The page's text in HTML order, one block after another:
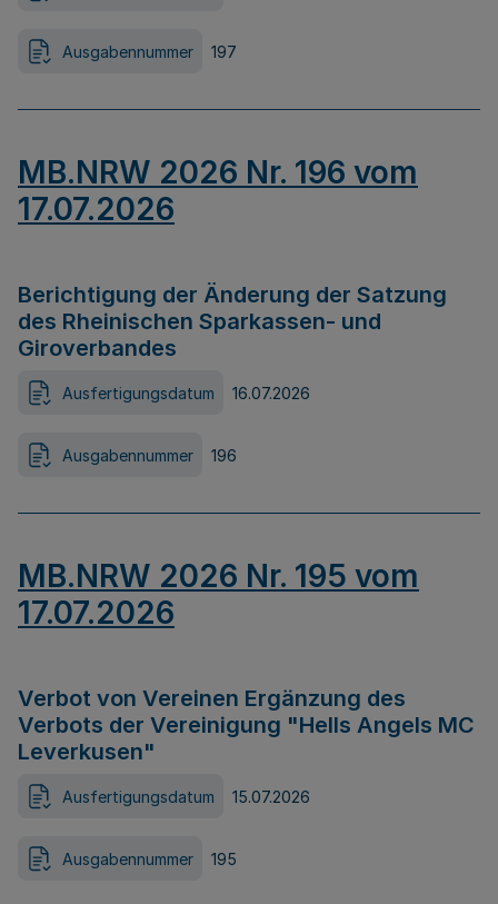
Ausgabennummer 197
MB.NRW 2026 Nr. 196 vom
17.07.2026
Berichtigung der Änderung der Satzung
des Rheinischen Sparkassen- und
Giroverbandes
Ausfertigungsdatum 16.07.2026
Ausgabennummer 196
MB.NRW 2026 Nr. 195 vom
17.07.2026
Verbot von Vereinen Ergänzung des
Verbots der Vereinigung "Hells Angels MC
Leverkusen"
Ausfertigungsdatum 15.07.2026
Ausgabennummer 195